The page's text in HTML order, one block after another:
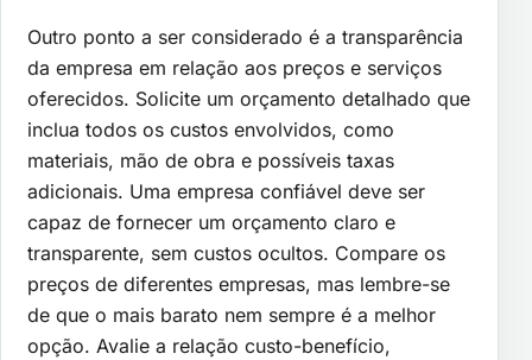
Outro ponto a ser considerado é a transparência
da empresa em relação aos preços e serviços
oferecidos. Solicite um orçamento detalhado que
inclua todos os custos envolvidos, como
materiais, mão de obra e possíveis taxas
adicionais. Uma empresa confiável deve ser
capaz de fornecer um orçamento claro e
transparente, sem custos ocultos. Compare os
preços de diferentes empresas, mas lembre-se
de que o mais barato nem sempre é a melhor
opção. Avalie a relação custo-benefício,